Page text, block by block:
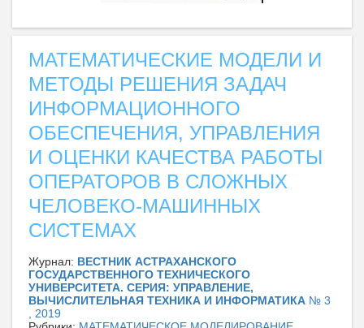
МАТЕМАТИЧЕСКИЕ МОДЕЛИ И
МЕТОДЫ РЕШЕНИЯ ЗАДАЧ
ИНФОРМАЦИОННОГО
ОБЕСПЕЧЕНИЯ, УПРАВЛЕНИЯ
И ОЦЕНКИ КАЧЕСТВА РАБОТЫ
ОПЕРАТОРОВ В СЛОЖНЫХ
ЧЕЛОВЕКО-МАШИННЫХ
СИСТЕМАХ
Журнал: ВЕСТНИК АСТРАХАНСКОГО
ГОСУДАРСТВЕННОГО ТЕХНИЧЕСКОГО
УНИВЕРСИТЕТА. СЕРИЯ: УПРАВЛЕНИЕ,
ВЫЧИСЛИТЕЛЬНАЯ ТЕХНИКА И ИНФОРМАТИКА № 3
, 2019